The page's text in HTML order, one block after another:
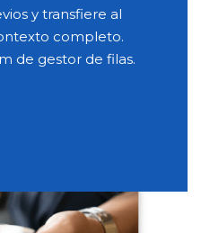
y transfiere al
completo.
de gestor de filas.